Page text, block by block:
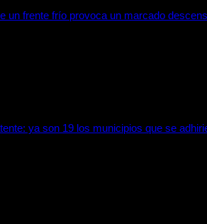
un frente frío provoca un marcado
ya son 19 los municipios que se